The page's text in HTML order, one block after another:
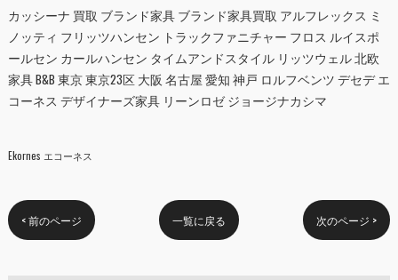
カッシーナ 買取 ブランド家具 ブランド家具買取 アルフレックス ミ
ノッティ フリッツハンセン トラックファニチャー フロス ルイスポ
ールセン カールハンセン タイムアンドスタイル リッツウェル 北欧
家具 B&B 東京 東京23区 大阪 名古屋 愛知 神戸 ロルフベンツ デセデ エ
コーネス デザイナーズ家具 リーンロゼ ジョージナカシマ
Ekornes エコーネス
< 前のページ 一覧に戻る 次のページ >